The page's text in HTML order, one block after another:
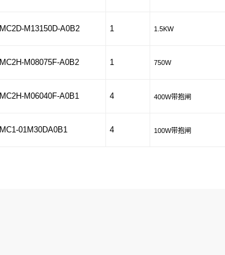
MC2D-M13150D-A0B2 1 1.5KW
MC2H-M08075F-A0B2 1 750W
MC2H-M06040F-A0B1 4 400W带抱闸
MC1-01M30DA0B1 4 100W带抱闸